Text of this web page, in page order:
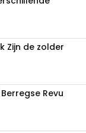
Zijn de zolder
Revu